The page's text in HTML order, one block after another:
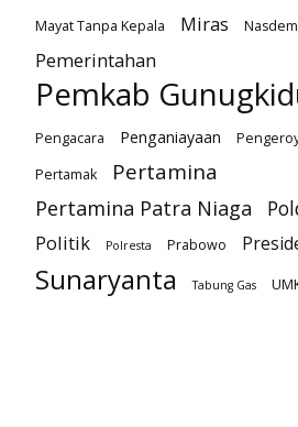
Mayat Tanpa Kepala
Miras Nasdem
Pemerintahan
Pemkab
Pengacara Penganiayaan
Pertamak Pertamina
Pertamina Patra Niaga
Politik
Polresta Prabowo
Sunaryanta Tabung Gas